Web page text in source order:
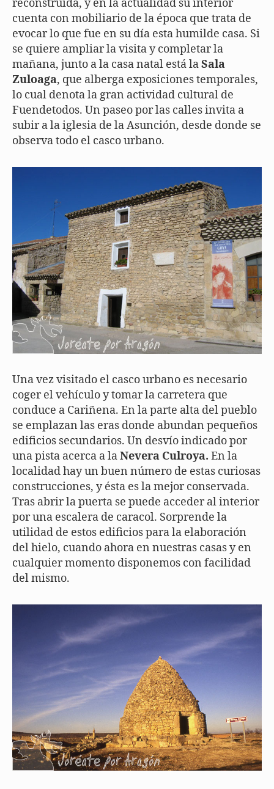
reconstruida, y en la actualidad su interior
cuenta con mobiliario de la época que trata de
evocar lo que fue en su día esta humilde casa. Si
se quiere ampliar la visita y completar la
mañana, junto a la casa natal está laSala
Zuloaga, que alberga exposiciones temporales,
lo cual denota la gran actividad cultural de
Fuendetodos. Un paseo por las calles invita a
subir a la iglesia de la Asunción, desde donde se
observa todo el casco urbano.
Una vez visitado el casco urbano es necesario
coger el vehículo y tomar la carretera que
conduce a Cariñena. En la parte alta del pueblo
se emplazan las eras donde abundan pequeños
edificios secundarios. Un desvío indicado por
una pista acerca a laNevera Culroya. En la
localidad hay un buen número de estas curiosas
construcciones, y ésta es la mejor conservada.
Tras abrir la puerta se puede acceder al interior
por una escalera de caracol. Sorprende la
utilidad de estos edificios para la elaboración
del hielo, cuando ahora en nuestras casas y en
cualquier momento disponemos con facilidad
del mismo.